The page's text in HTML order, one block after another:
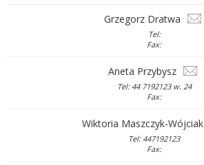
Grzegorz Dratwa
Tel:
Fax:
Aneta Przybysz
Tel: 44 7192123 w. 24
Fax:
Wiktoria Maszczyk-Wójciak
Tel: 447192123
Fax: